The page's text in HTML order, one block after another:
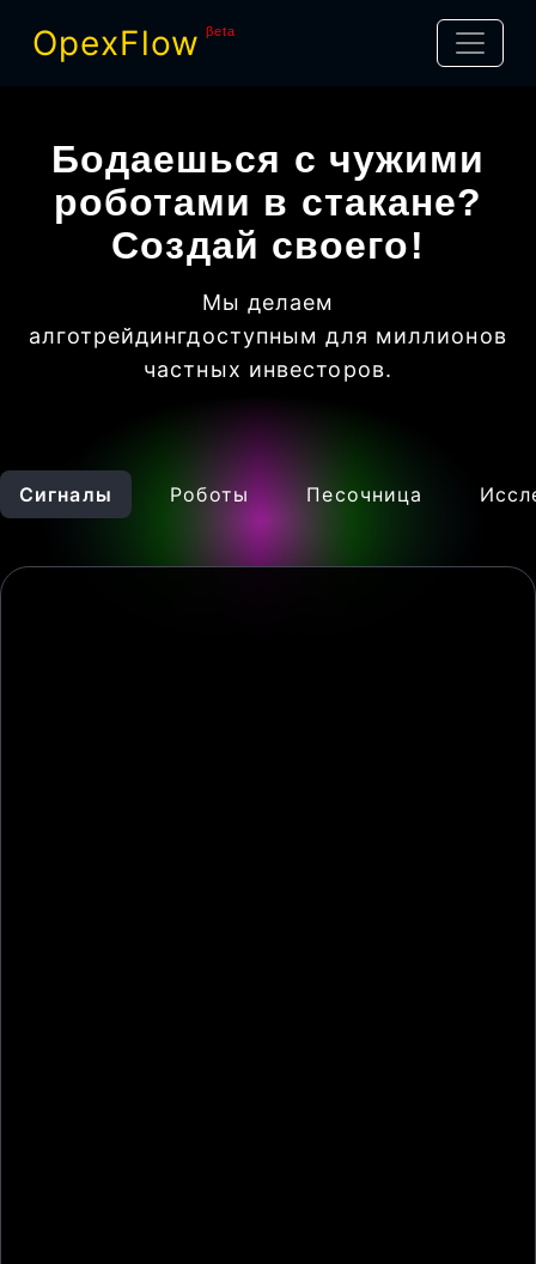
OpexFlow βeta
Бодаешься с чужими
роботами в стакане?
Создай своего!
Мы делаем
алготрейдингдоступным для миллионов
частных инвесторов.
Сигналы Роботы Песочница